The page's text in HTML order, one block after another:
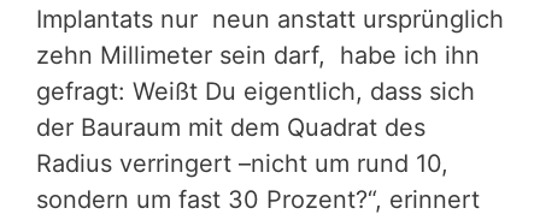
Implantats nur neun anstatt ursprünglich
zehn Millimeter sein darf, habe ich ihn
gefragt: Weißt Du eigentlich, dass sich
der Bauraum mit dem Quadrat des
Radius verringert –nicht um rund 10,
sondern um fast 30 Prozent?“, erinnert